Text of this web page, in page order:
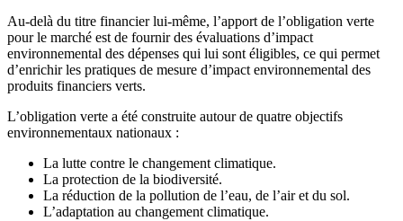
Au-delà du titre financier lui-même, l’apport de l’obligation verte
pour le marché est de fournir des évaluations d’impact
environnemental des dépenses qui lui sont éligibles, ce qui permet
d’enrichir les pratiques de mesure d’impact environnemental des
produits financiers verts.
L’obligation verte a été construite autour de quatre objectifs
environnementaux nationaux :
La lutte contre le changement climatique.
La protection de la biodiversité.
La réduction de la pollution de l’eau, de l’air et du sol.
L’adaptation au changement climatique.